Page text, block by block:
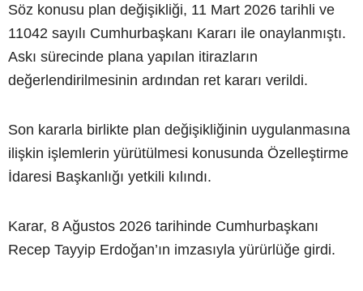
Söz konusu plan değişikliği, 11 Mart 2026 tarihli ve
11042 sayılı Cumhurbaşkanı Kararı ile onaylanmıştı.
Askı sürecinde plana yapılan itirazların
değerlendirilmesinin ardından ret kararı verildi.
Son kararla birlikte plan değişikliğinin uygulanmasına
ilişkin işlemlerin yürütülmesi konusunda Özelleştirme
İdaresi Başkanlığı yetkili kılındı.
Karar, 8 Ağustos 2026 tarihinde Cumhurbaşkanı
Recep Tayyip Erdoğan’ın imzasıyla yürürlüğe girdi.